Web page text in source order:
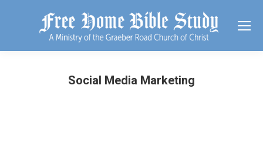
Social Media Marketing